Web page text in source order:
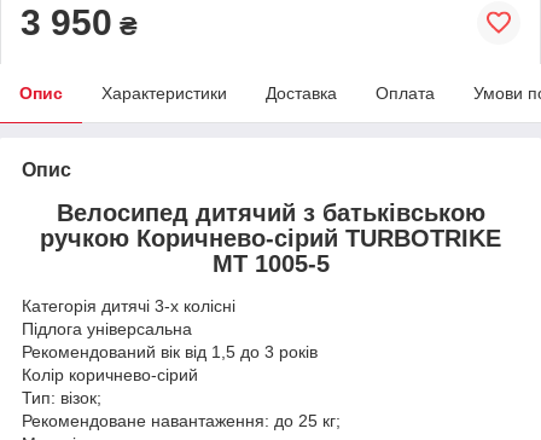
3 950 ₴
Опис Характеристики Доставка Оплата Умови
Опис
Велосипед дитячий з батьківською
ручкою Коричнево-сірий TURBOTRIKE
MT 1005-5
Категорія дитячі 3-х колісні
Підлога універсальна
Рекомендований вік від 1,5 до 3 років
Колір коричнево-сірий
Тип: візок;
Рекомендоване навантаження: до 25 кг;